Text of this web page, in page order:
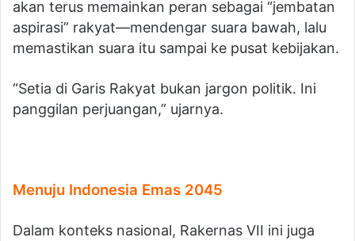
akan terus memainkan peran sebagai “jembatan
aspirasi” rakyat—mendengar suara bawah, lalu
memastikan suara itu sampai ke pusat kebijakan.
“Setia di Garis Rakyat bukan jargon politik. Ini
panggilan perjuangan,” ujarnya.
Menuju Indonesia Emas 2045
Dalam konteks nasional, Rakernas VII ini juga